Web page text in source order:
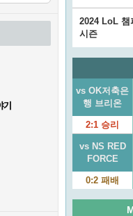
2024 LoL 챔
시즌
vs OK저축은
행 브리온
2:1 승리
vs NS RED
FORCE
0:2 패배